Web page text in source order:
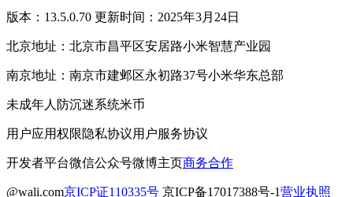
版本：13.5.0.70 更新时间：2025年3月24日
北京地址：北京市昌平区安居路小米智慧产业园
南京地址：南京市建邺区永初路37号小米华东总部
未成年人防沉迷系统米币
用户应用权限隐私协议用户服务协议
开发者平台微信公众号微博主页商务合作
@wali.com京ICP证110335号 京ICP备17017388号-1营业执照